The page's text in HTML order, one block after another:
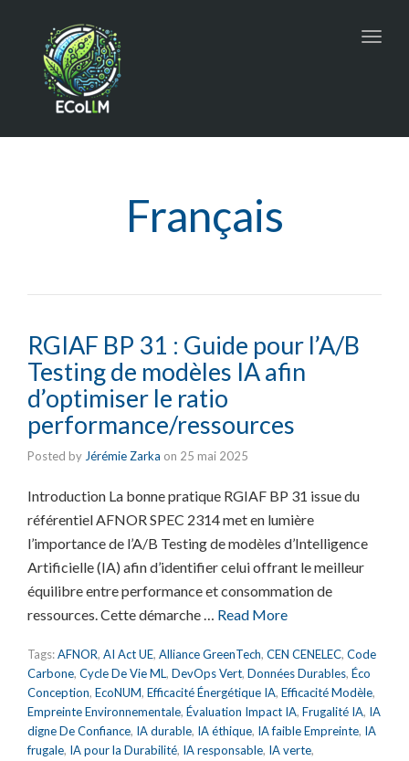
Français
RGIAF BP 31 : Guide pour l’A/B
Testing de modèles IA afin
d’optimiser le ratio
performance/ressources
Posted by Jérémie Zarka on 25 mai 2025
Introduction La bonne pratique RGIAF BP 31 issue du
référentiel AFNOR SPEC 2314 met en lumière
l’importance de l’A/B Testing de modèles d’Intelligence
Artificielle (IA) afin d’identifier celui offrant le meilleur
équilibre entre performance et consommation de
ressources. Cette démarche … Read More
Tags:AFNOR, AI Act UE, Alliance GreenTech, CEN CENELEC, Code
Carbone, Cycle De Vie ML, DevOps Vert, Données Durables, Éco
Conception, EcoNUM, Efficacité Énergétique IA, Efficacité Modèle,
Empreinte Environnementale, Évaluation Impact IA, Frugalité IA, IA
digne De Confiance, IA durable, IA éthique, IA faible Empreinte, IA
frugale, IA pour la Durabilité, IA responsable, IA verte,